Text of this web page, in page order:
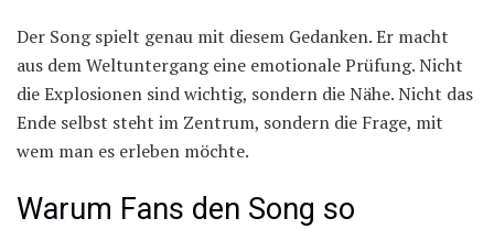
Der Song spielt genau mit diesem Gedanken. Er macht
aus dem Weltuntergang eine emotionale Prüfung. Nicht
die Explosionen sind wichtig, sondern die Nähe. Nicht das
Ende selbst steht im Zentrum, sondern die Frage, mit
wem man es erleben möchte.
Warum Fans den Song so